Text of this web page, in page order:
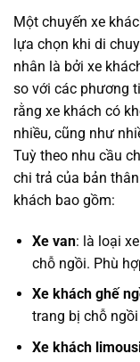
Một chuyến xe
lựa chọn khi di
nhân là bởi xe
so với các phương
rằng xe khách có
nhiều, cũng như
Tuỳ theo nhu cầu
chi trả của bản
khách bao gồm:
Xe van: là loại
chỗ ngồi. Phù
Xe khách ghế
trang bị chỗ
Xe khách